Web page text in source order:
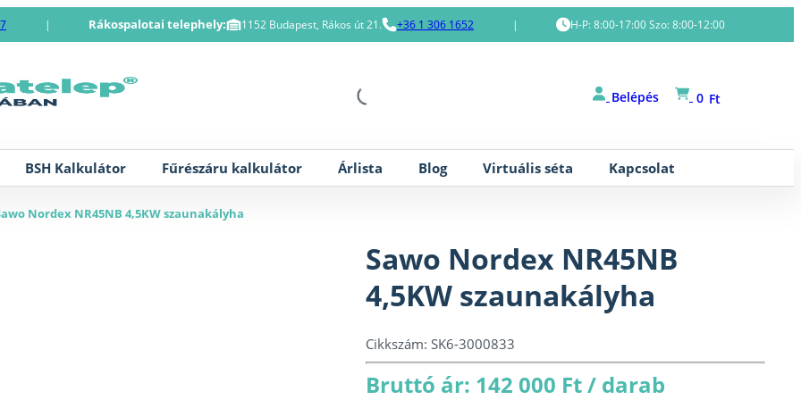
| Rákospalotai telephely: 1152 Budapest, Rákos út 21. +36 1 306 1652 | H-P: 8:00-17:00 Szo: 8:00-12:00
Belépés 0 Ft
BSH Kalkulátor Fűrészáru kalkulátor Árlista Blog Virtuális séta Kapcsolat
Nordex NR45NB 4,5KW szaunakályha
Sawo Nordex NR45NB
4,5KW szaunakályha
Cikkszám: SK6-3000833
Bruttó ár: 142 000 Ft / darab